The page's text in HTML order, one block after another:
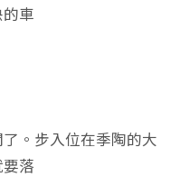
車
。步入位在季陶的大
落